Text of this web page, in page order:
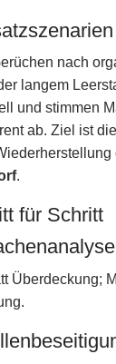
nach
langem
und stimmen
ab. Ziel ist
.
für Schritt
Überdeckung;